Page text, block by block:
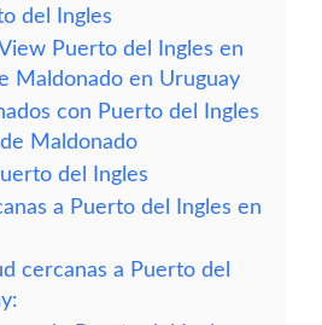
del Ingles
Puerto del Ingles en
Maldonado en Uruguay
con Puerto del Ingles
Maldonado
del Ingles
a Puerto del Ingles en
cercanas a Puerto del